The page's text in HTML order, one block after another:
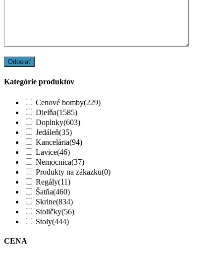
Kategórie produktov
Cenové bomby(229)
Dielňa(1585)
Doplnky(603)
Jedáleň(35)
Kancelária(94)
Lavice(46)
Nemocnica(37)
Produkty na zákazku(0)
Regály(11)
Šatňa(460)
Skrine(834)
Stoličky(56)
Stoly(444)
CENA